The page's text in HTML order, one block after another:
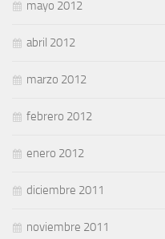
mayo 2012
abril 2012
marzo 2012
febrero 2012
enero 2012
diciembre 2011
noviembre 2011